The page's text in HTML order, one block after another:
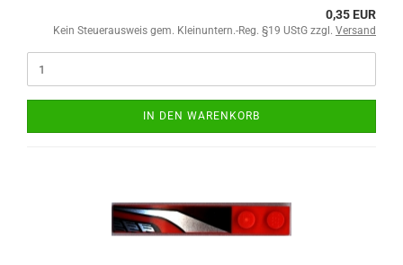
0,35 EUR
Kein Steuerausweis gem. Kleinuntern.-Reg. §19 UStG zzgl. Versand
IN DEN WARENKORB